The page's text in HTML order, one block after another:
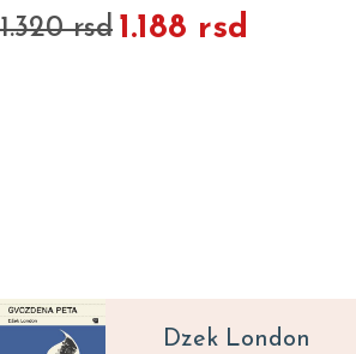
1.320 rsd 1.188 rsd
Dzek London